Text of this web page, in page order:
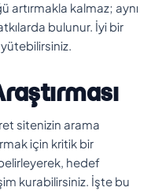
artırmakla kalmaz; aynı
bulunur. İyi bir
sitenizin arama
için kritik bir
hedef
kurabilirsiniz. İşte bu